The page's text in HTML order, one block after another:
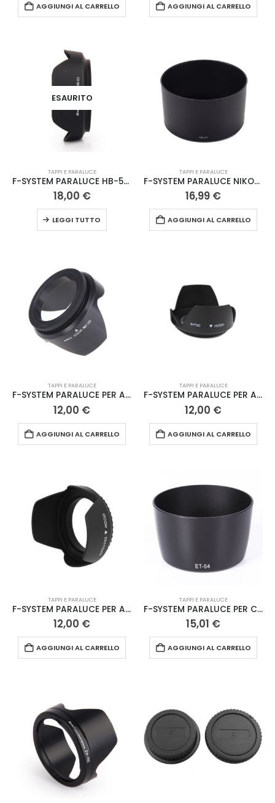
AGGIUNGI AL CARRELLO AGGIUNGI AL CARRELLO
ESAURITO
TAPPI E PARALUCE
F-SYSTEM PARALUCE HB-53 NIK
18,00 €
LEGGI TUTTO
TAPPI E PARALUCE
F-SYSTEM PARALUCE NIKON HB-57
16,99 €
AGGIUNGI AL CARRELLO
TAPPI E PARALUCE
F-SYSTEM PARALUCE PER A VITE 52MM
12,00 €
AGGIUNGI AL CARRELLO
TAPPI E PARALUCE
F-SYSTEM PARALUCE PER A VITE 58MM
12,00 €
AGGIUNGI AL CARRELLO
TAPPI E PARALUCE
F-SYSTEM PARALUCE PER A VITE 62MM
12,00 €
AGGIUNGI AL CARRELLO
TAPPI E PARALUCE
F-SYSTEM PARALUCE PER CANON ET-54
15,01 €
AGGIUNGI AL CARRELLO